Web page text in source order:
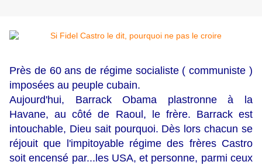
Près de 60 ans de régime socialiste ( communiste )
imposées au peuple cubain.
Aujourd'hui, Barrack Obama plastronne à la
Havane, au côté de Raoul, le frère. Barrack est
intouchable, Dieu sait pourquoi. Dès lors chacun se
réjouit que l'impitoyable régime des frères Castro
soit encensé par...les USA, et personne, parmi ceux